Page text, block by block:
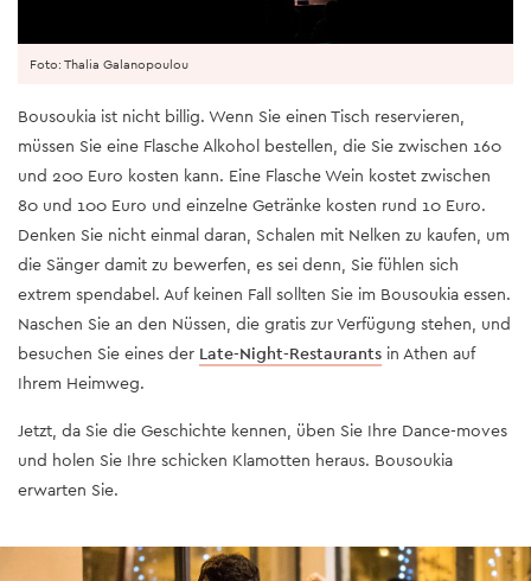
Bousoukia ist nicht billig. Wenn Sie einen Tisch reservieren,
müssen Sie eine Flasche Alkohol bestellen, die Sie zwischen 160
und 200 Euro kosten kann. Eine Flasche Wein kostet zwischen
80 und 100 Euro und einzelne Getränke kosten rund 10 Euro.
Denken Sie nicht einmal daran, Schalen mit Nelken zu kaufen, um
die Sänger damit zu bewerfen, es sei denn, Sie fühlen sich
extrem spendabel. Auf keinen Fall sollten Sie im Bousoukia essen.
Naschen Sie an den Nüssen, die gratis zur Verfügung stehen, und
besuchen Sie eines der Late-Night-Restaurants in Athen auf
Ihrem Heimweg.
Jetzt, da Sie die Geschichte kennen, üben Sie Ihre Dance-moves
und holen Sie Ihre schicken Klamotten heraus. Bousoukia
erwarten Sie.
Foto: Thalia Galanopoulou